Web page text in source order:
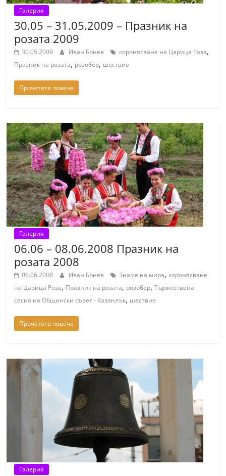
Галерия
30.05 – 31.05.2009 – Празник на
розата 2009
30.05.2009 Иван Бонев коронясване на Царица Роза,
Празник на розата, розобер, шествие
Прочетете повече
Галерия
06.06 – 08.06.2008 Празник на
розата 2008
06.06.2008 Иван Бонев Знаме на мира, коронясване
на Царица Роза, Празник на розата, розобер,Тържествена
сесия на Общински съвет - Казанлък, шествие
Прочетете повече
Галерия